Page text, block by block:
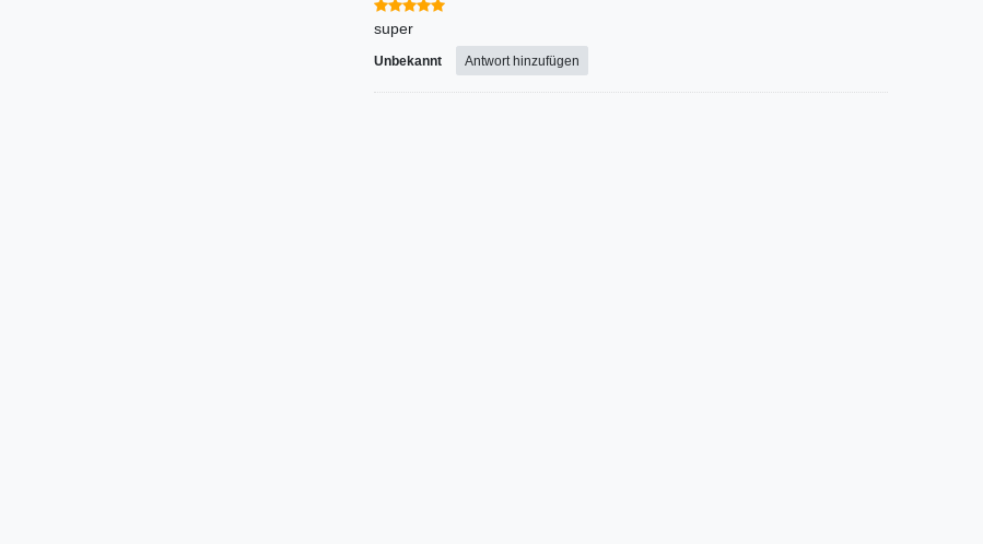
super
Unbekannt Antwort hinzufügen